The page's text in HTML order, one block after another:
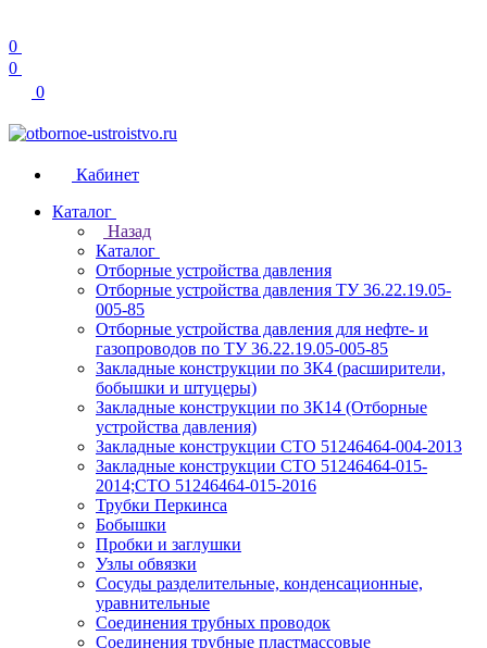
0
0
0
Кабинет
Каталог
Назад
Каталог
Отборные устройства давления
Отборные устройства давления ТУ 36.22.19.05-
005-85
Отборные устройства давления для нефте- и
газопроводов по ТУ 36.22.19.05-005-85
Закладные конструкции по ЗК4 (расширители,
бобышки и штуцеры)
Закладные конструкции по ЗК14 (Отборные
устройства давления)
Закладные конструкции СТО 51246464-004-2013
Закладные конструкции СТО 51246464-015-
2014;СТО 51246464-015-2016
Трубки Перкинса
Бобышки
Пробки и заглушки
Узлы обвязки
Сосуды разделительные, конденсационные,
уравнительные
Соединения трубных проводок
Соединения трубные пластмассовые